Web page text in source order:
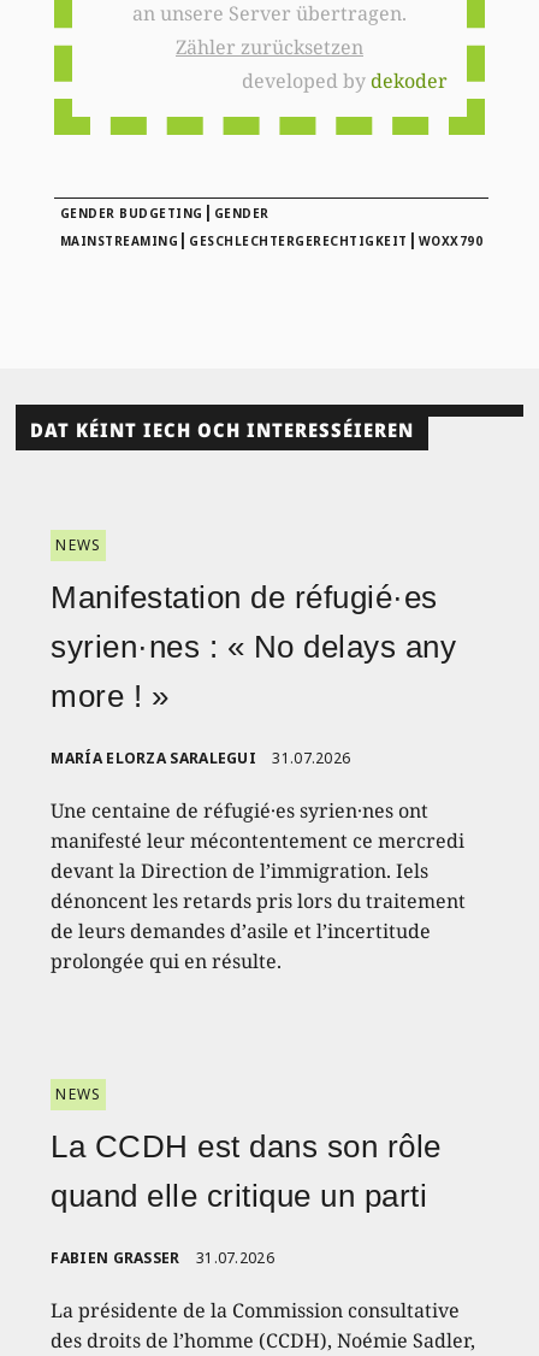
an unsere Server übertragen.
Zähler zurücksetzen
developed bydekoder
GENDER BUDGETING | GENDER
MAINSTREAMING | GESCHLECHTERGERECHTIGKEIT | WOXX790
DAT KÉINT IECH OCH INTERESSÉIEREN
NEWS
Manifestation de réfugié·es
syrien·nes : « No delays any
more ! »
MARÍA ELORZA SARALEGUI 31.07.2026
Une centaine de réfugié·es syrien·nes ont
manifesté leur mécontentement ce mercredi
devant la Direction de l’immigration. Iels
dénoncent les retards pris lors du traitement
de leurs demandes d’asile et l’incertitude
prolongée qui en résulte.
NEWS
La CCDH est dans son rôle
quand elle critique un parti
FABIEN GRASSER 31.07.2026
La présidente de la Commission consultative
des droits de l’homme (CCDH), Noémie Sadler,